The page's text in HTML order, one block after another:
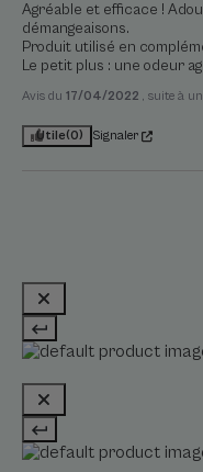
Agréable et efficace !
démangeaisons.
Produit utilisé en
Le petit plus : une odeur
Avis du 17/04/2022 , suite à
Utile(0) Signaler